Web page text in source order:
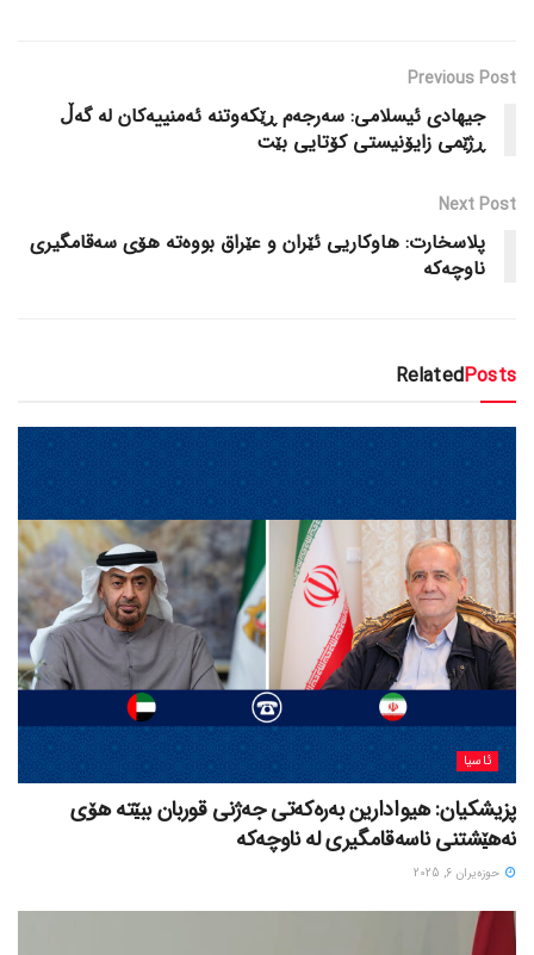
Previous Post
جیهادی ئیسلامی: سەرجەم ڕێکەوتنە ئەمنییەکان لە گەڵ
ڕژێمی زایۆنیستی کۆتایی بێت
Next Post
پلاسخارت: هاوکاریی ئێران و عێراق بووەتە هۆی سەقامگیری
ناوچەکە
RelatedPosts
ئاسیا
پزیشکیان: هیوادارین بەرەکەتی جەژنی قوربان ببێتە هۆی
نەهێشتنی ناسەقامگیری لە ناوچەکە
حوزه‌یران 6, 2025